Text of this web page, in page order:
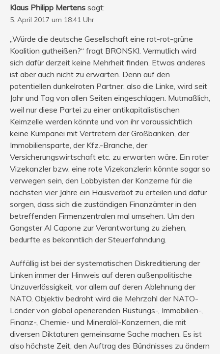
Klaus Philipp Mertens sagt:
5. April 2017 um 18:41 Uhr
„Würde die deutsche Gesellschaft eine rot-rot-grüne
Koalition gutheißen?“ fragt BRONSKI. Vermutlich wird
sich dafür derzeit keine Mehrheit finden. Etwas anderes
ist aber auch nicht zu erwarten. Denn auf den
potentiellen dunkelroten Partner, also die Linke, wird seit
Jahr und Tag von allen Seiten eingeschlagen. Mutmaßlich,
weil nur diese Partei zu einer antikapitalistischen
Keimzelle werden könnte und von ihr voraussichtlich
keine Kumpanei mit Vertretern der Großbanken, der
Immobiliensparte, der Kfz.-Branche, der
Versicherungswirtschaft etc. zu erwarten wäre. Ein roter
Vizekanzler bzw. eine rote Vizekanzlerin könnte sogar so
verwegen sein, den Lobbyisten der Konzerne für die
nächsten vier Jahre ein Hausverbot zu erteilen und dafür
sorgen, dass sich die zuständigen Finanzämter in den
betreffenden Firmenzentralen mal umsehen. Um den
Gangster Al Capone zur Verantwortung zu ziehen,
bedurfte es bekanntlich der Steuerfahndung.
Auffällig ist bei der systematischen Diskreditierung der
Linken immer der Hinweis auf deren außenpolitische
Unzuverlässigkeit, vor allem auf deren Ablehnung der
NATO. Objektiv bedroht wird die Mehrzahl der NATO-
Länder von global operierenden Rüstungs-, Immobilien-,
Finanz-, Chemie- und Mineralöl-Konzernen, die mit
diversen Diktaturen gemeinsame Sache machen. Es ist
also höchste Zeit, den Auftrag des Bündnisses zu ändern